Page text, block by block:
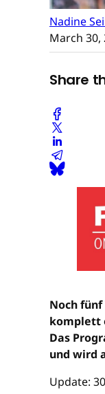
Nadine
March 30,
Share
Noch
komplett
Das
und wird
Update: